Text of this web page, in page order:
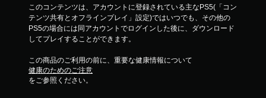
このコンテンツは、アカウントに登録されている主なPS5(「コン
テンツ共有とオフラインプレイ」設定)ではいつでも、その他の
PS5の場合には同アカウントでログインした後に、ダウンロード
してプレイすることができます。
この商品のご利用の前に、重要な健康情報について
健康のためのご注意
をご参照ください。